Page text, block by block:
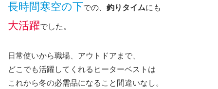
長時間寒空の下での、 釣りタイムにも
大活躍でした。
日常使いから職場、アウトドアまで、
どこでも活躍してくれるヒーターベストは
これから冬の必需品になること間違いなし。